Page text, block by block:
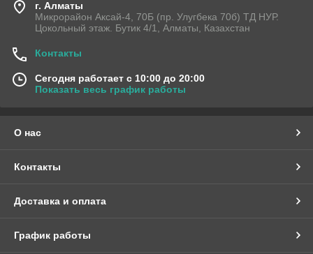
г. Алматы
Микрорайон Аксай-4, 70Б (пр. Улугбека 70б) ТД НУР.
Цокольный этаж. Бутик 4/1, Алматы, Казахстан
Контакты
Сегодня работает с 10:00 до 20:00
Показать весь график работы
О нас
Контакты
Доставка и оплата
График работы